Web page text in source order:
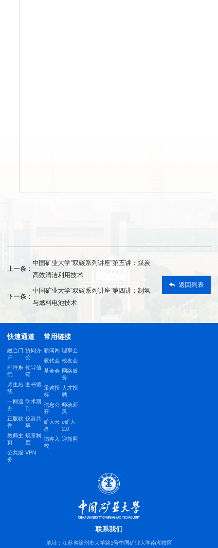
上一条：
中国矿业大学“双碳系列讲座”第五讲：煤炭
高效清洁利用技术
下一条：
中国矿业大学“双碳系列讲座”第四讲：制氢
与燃料电池技术
返回列表
快速通道
融合门
户
协同办
公
邮件系
统
领导信
箱
师生热
线
图书馆
一网通
办
学术期
刊
正版软
件
仪器共
享
教师主
页
规章制
度
公共服
务
VPN
常用链接
新闻网 理事会
教代会 校友会
基金会 网络服
务
采购招
标
人才招
聘
信息公
开
师德师
风
矿大云
盘
e矿大
2.0
访客入
校
迎新网
联系我们
地址：江苏省徐州市大学路1号中国矿业大学南湖校区